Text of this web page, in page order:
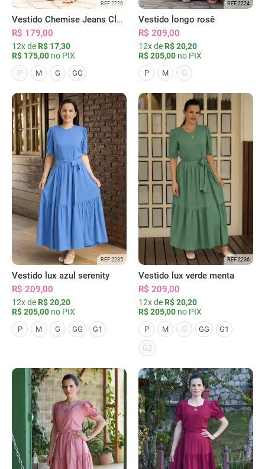
REF 2226
Vestido Chemise Jeans Clássica Serena
R$ 179,00
12x de R$ 17,30
R$ 175,00 no PIX
P
M G GG
REF 2224
Vestido longo rosê
R$ 209,00
12x de R$ 20,20
R$ 205,00 no PIX
P M G
REF 2235
Vestido lux azul serenity
R$ 209,00
12x de R$ 20,20
R$ 205,00 no PIX
P M G GG G1
REF 2236
Vestido lux verde menta
R$ 209,00
12x de R$ 20,20
R$ 205,00 no PIX
P M G GG G1
G2